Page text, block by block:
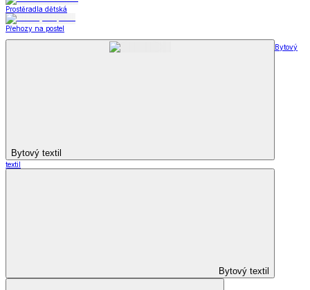
Prostěradla dětská
Přehozy na postel
Bytový textil
Bytový
textil
Bytový textil